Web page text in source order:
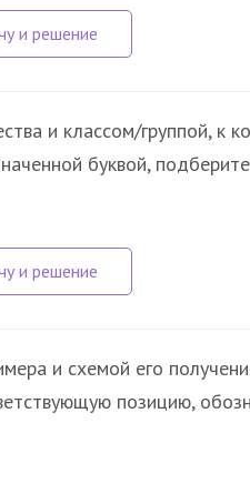
и классом/группой, к
буквой, подберите
и схемой его
позицию,